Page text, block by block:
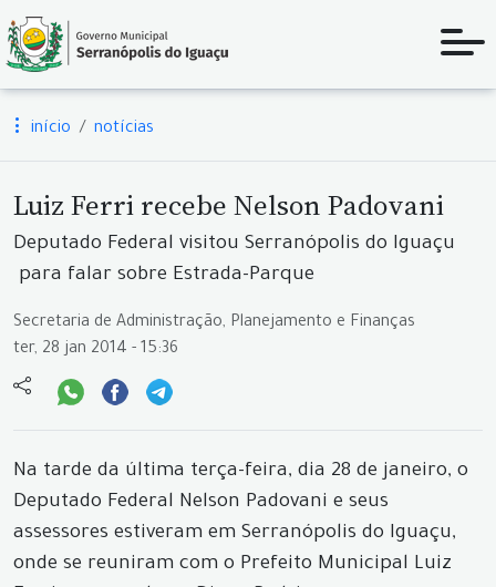
início notícias
Luiz Ferri recebe Nelson Padovani
Deputado Federal visitou Serranópolis do Iguaçu
para falar sobre Estrada-Parque
Secretaria de Administração, Planejamento e Finanças
ter, 28 jan 2014 - 15:36
Na tarde da última terça-feira, dia 28 de janeiro, o
Deputado Federal Nelson Padovani e seus
assessores estiveram em Serranópolis do Iguaçu,
onde se reuniram com o Prefeito Municipal Luiz